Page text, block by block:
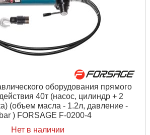
оборудования прямого
40т (насос, цилиндр + 2
(объем масла - 1.2л, давление -
) FORSAGE F-0200-4
Нет в наличии